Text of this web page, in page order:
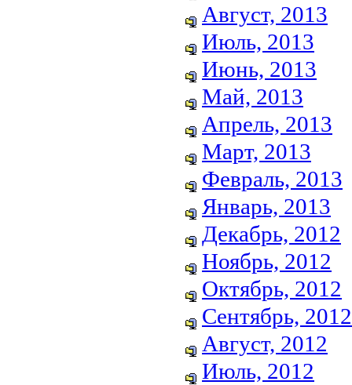
Август, 2013
Июль, 2013
Июнь, 2013
Май, 2013
Апрель, 2013
Март, 2013
Февраль, 2013
Январь, 2013
Декабрь, 2012
Ноябрь, 2012
Октябрь, 2012
Сентябрь, 2012
Август, 2012
Июль, 2012